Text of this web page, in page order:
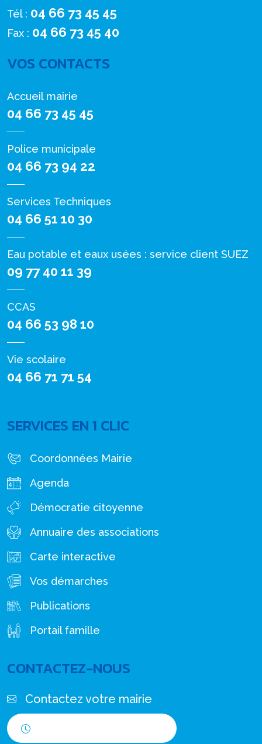
Tél : 04 66 73 45 45
Fax : 04 66 73 45 40
VOS CONTACTS
Accueil mairie
04 66 73 45 45
Police municipale
04 66 73 94 22
Services Techniques
04 66 51 10 30
Eau potable et eaux usées : service client SUEZ
09 77 40 11 39
CCAS
04 66 53 98 10
Vie scolaire
04 66 71 71 54
SERVICES EN 1 CLIC
Coordonnées Mairie
Agenda
Démocratie citoyenne
Annuaire des associations
Carte interactive
Vos démarches
Publications
Portail famille
CONTACTEZ-NOUS
Contactez votre mairie